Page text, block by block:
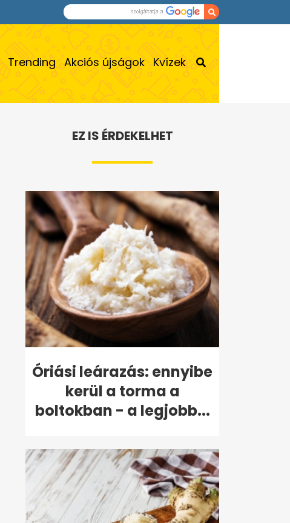
Trending Akciós újságok Kvízek
EZ IS ÉRDEKELHET
Óriási leárazás: ennyibe
kerül a torma a
boltokban - a legjobb...